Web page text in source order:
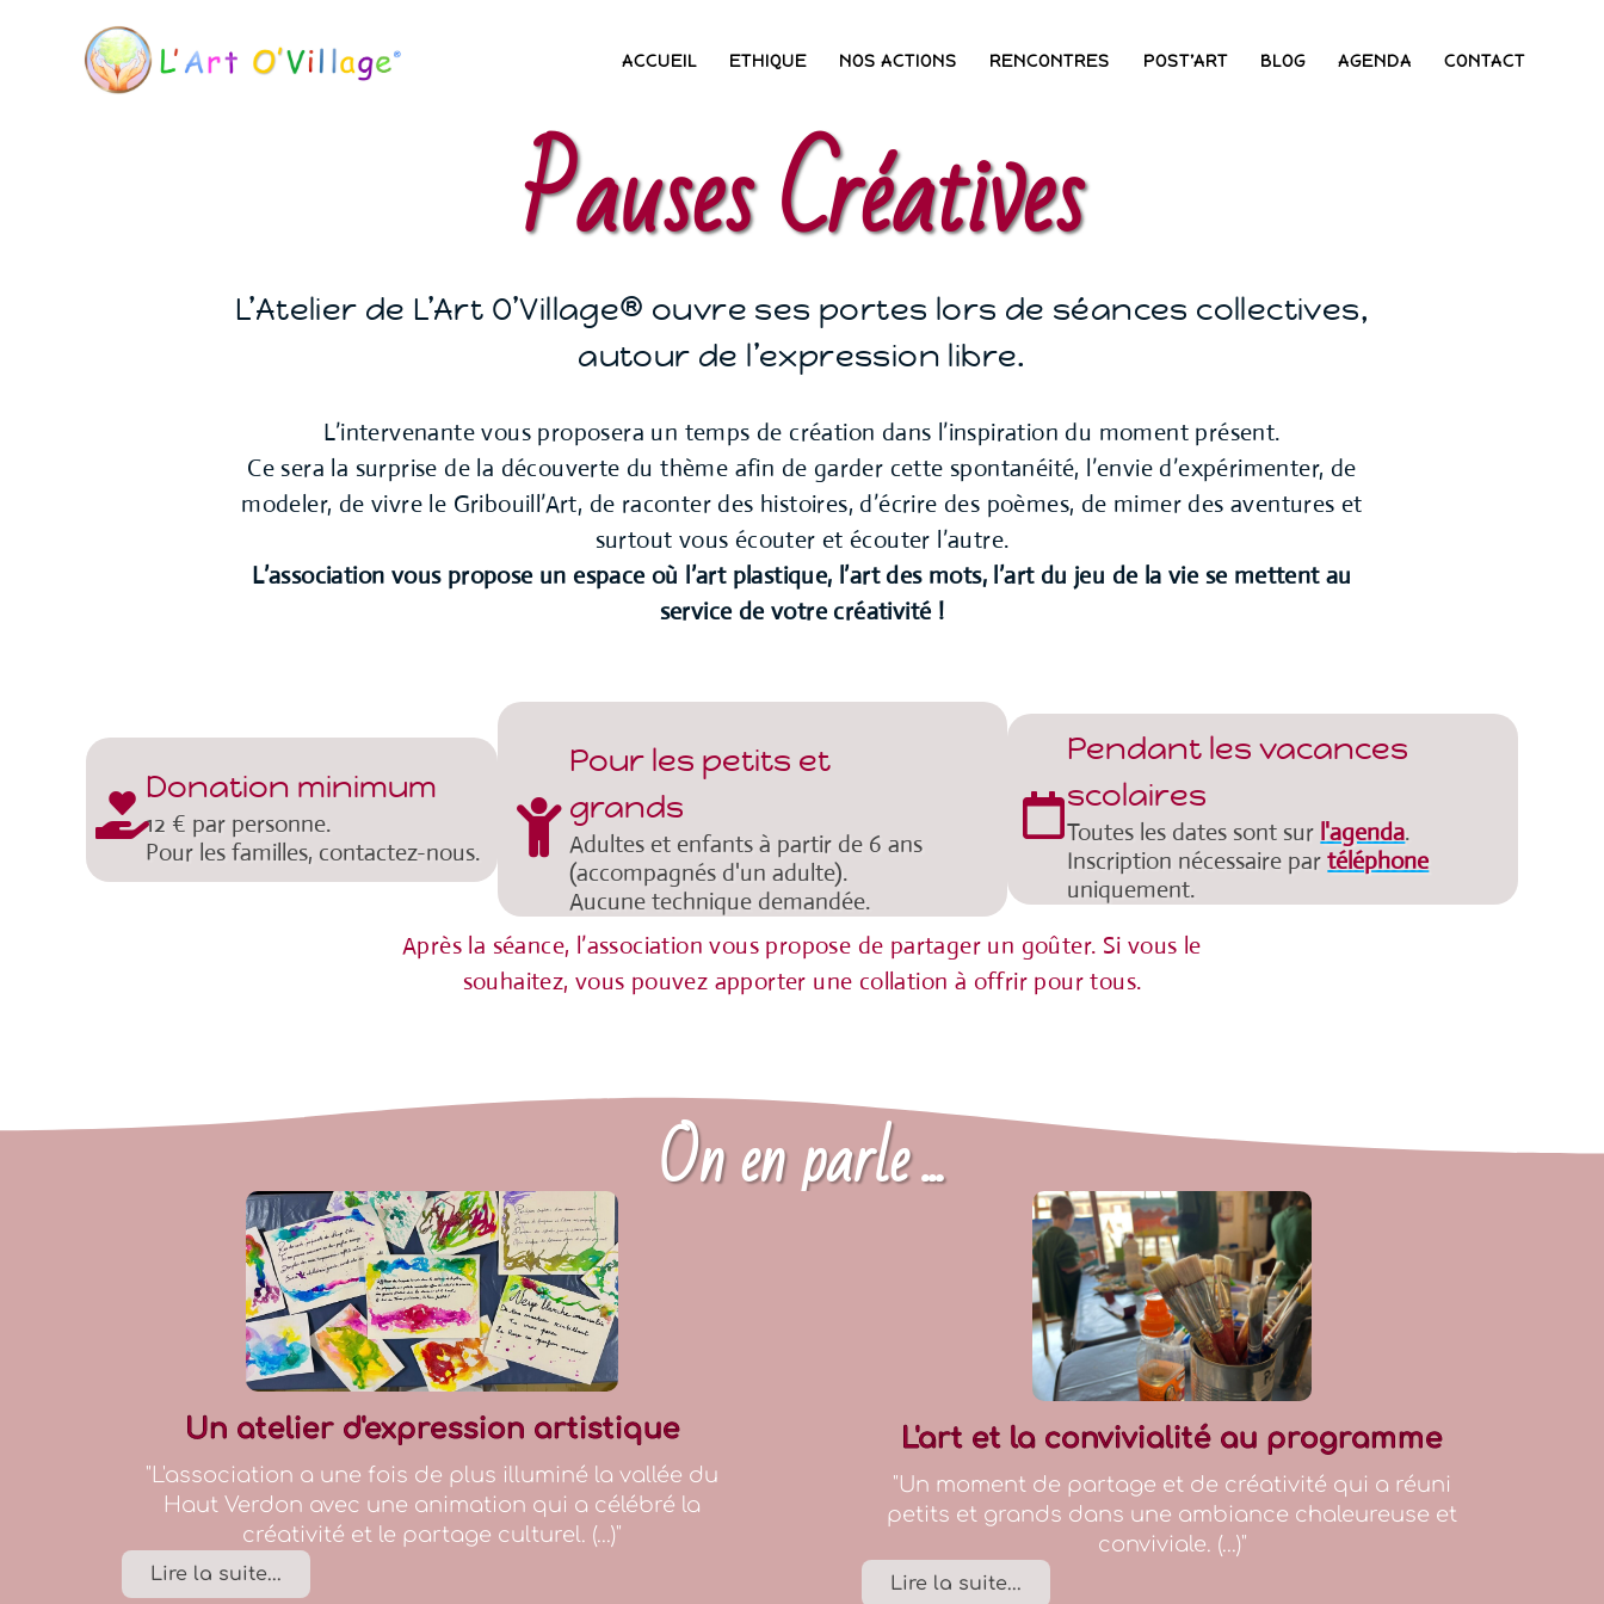
ACCUEIL ETHIQUE NOS ACTIONS RENCONTRES POST’ART BLOG AGENDA CONTACT
Pauses Créatives
L’Atelier de L’Art O’Village® ouvre ses portes lors de séances collectives,
autour de l’expression libre.
L’intervenante vous proposera un temps de création dans l’inspiration du moment présent.
Ce sera la surprise de la découverte du thème afin de garder cette spontanéité, l’envie d’expérimenter, de
modeler, de vivre le Gribouill’Art, de raconter des histoires, d’écrire des poèmes, de mimer des aventures et
surtout vous écouter et écouter l’autre.
L’association vous propose un espace où l’art plastique, l’art des mots, l’art du jeu de la vie se mettent au
service de votre créativité !
Donation minimum
12 € par personne.
Pour les familles, contactez-nous.
Pour les petits et
grands
Adultes et enfants à partir de 6 ans
(accompagnés d'un adulte).
Aucune technique demandée.
Pendant les vacances
scolaires
Toutes les dates sont sur l'agenda.
Inscription nécessaire partéléphone
uniquement.
Après la séance, l’association vous propose de partager un goûter. Si vous le
souhaitez, vous pouvez apporter une collation à offrir pour tous.
On en parle ...
Un atelier d'expression artistique
"L'association a une fois de plus illuminé la vallée du
Haut Verdon avec une animation qui a célébré la
créativité et le partage culturel. (...)"
Lire la suite...
L'art et la convivialité au programme
"Un moment de partage et de créativité qui a réuni
petits et grands dans une ambiance chaleureuse et
conviviale. (...)"
Lire la suite...